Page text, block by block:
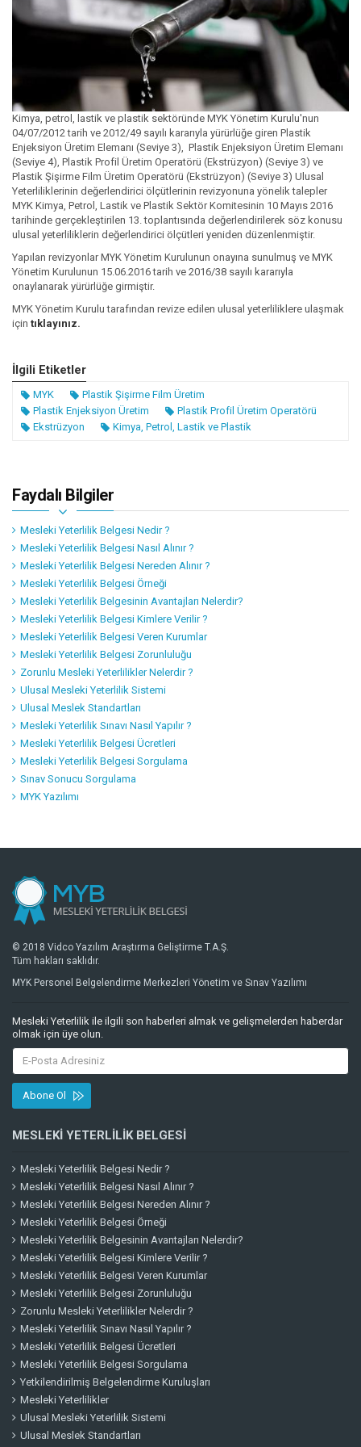
Kimya, petrol, lastik ve plastik sektöründe MYK Yönetim Kurulu'nun
04/07/2012 tarih ve 2012/49 sayılı kararıyla yürürlüğe giren Plastik
Enjeksiyon Üretim Elemanı (Seviye 3), Plastik Enjeksiyon Üretim Elemanı
(Seviye 4), Plastik Profil Üretim Operatörü (Ekstrüzyon) (Seviye 3) ve
Plastik Şişirme Film Üretim Operatörü (Ekstrüzyon) (Seviye 3) Ulusal
Yeterliliklerinin değerlendirici ölçütlerinin revizyonuna yönelik talepler
MYK Kimya, Petrol, Lastik ve Plastik Sektör Komitesinin 10 Mayıs 2016
tarihinde gerçekleştirilen 13. toplantısında değerlendirilerek söz konusu
ulusal yeterliliklerin değerlendirici ölçütleri yeniden düzenlenmiştir.
Yapılan revizyonlar MYK Yönetim Kurulunun onayına sunulmuş ve MYK
Yönetim Kurulunun 15.06.2016 tarih ve 2016/38 sayılı kararıyla
onaylanarak yürürlüğe girmiştir.
MYK Yönetim Kurulu tarafından revize edilen ulusal yeterliliklere ulaşmak
için tıklayınız.
İlgili Etiketler
MYK
Plastik Şişirme Film Üretim
Plastik Enjeksiyon Üretim
Plastik Profil Üretim Operatörü
Ekstrüzyon
Kimya, Petrol, Lastik ve Plastik
Faydalı Bilgiler
Mesleki Yeterlilik Belgesi Nedir ?
Mesleki Yeterlilik Belgesi Nasıl Alınır ?
Mesleki Yeterlilik Belgesi Nereden Alınır ?
Mesleki Yeterlilik Belgesi Örneği
Mesleki Yeterlilik Belgesinin Avantajları Nelerdir?
Mesleki Yeterlilik Belgesi Kimlere Verilir ?
Mesleki Yeterlilik Belgesi Veren Kurumlar
Mesleki Yeterlilik Belgesi Zorunluluğu
Zorunlu Mesleki Yeterlilikler Nelerdir ?
Ulusal Mesleki Yeterlilik Sistemi
Ulusal Meslek Standartları
Mesleki Yeterlilik Sınavı Nasıl Yapılır ?
Mesleki Yeterlilik Belgesi Ücretleri
Mesleki Yeterlilik Belgesi Sorgulama
Sınav Sonucu Sorgulama
MYK Yazılımı
© 2018 Vidco Yazılım Araştırma Geliştirme T.A.Ş.
Tüm hakları saklıdır.
MYK Personel Belgelendirme Merkezleri Yönetim ve Sınav Yazılımı
Mesleki Yeterlilik ile ilgili son haberleri almak ve gelişmelerden haberdar
olmak için üye olun.
Abone Ol
MESLEKI YETERLILIK BELGESI
Mesleki Yeterlilik Belgesi Nedir ?
Mesleki Yeterlilik Belgesi Nasıl Alınır ?
Mesleki Yeterlilik Belgesi Nereden Alınır ?
Mesleki Yeterlilik Belgesi Örneği
Mesleki Yeterlilik Belgesinin Avantajları Nelerdir?
Mesleki Yeterlilik Belgesi Kimlere Verilir ?
Mesleki Yeterlilik Belgesi Veren Kurumlar
Mesleki Yeterlilik Belgesi Zorunluluğu
Zorunlu Mesleki Yeterlilikler Nelerdir ?
Mesleki Yeterlilik Sınavı Nasıl Yapılır ?
Mesleki Yeterlilik Belgesi Ücretleri
Mesleki Yeterlilik Belgesi Sorgulama
Yetkilendirilmiş Belgelendirme Kuruluşları
Mesleki Yeterlilikler
Ulusal Mesleki Yeterlilik Sistemi
Ulusal Meslek Standartları